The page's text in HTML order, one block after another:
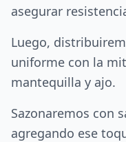
asegurar
Luego,
uniforme con la
mantequilla y ajo.
Sazonaremos con
agregando ese